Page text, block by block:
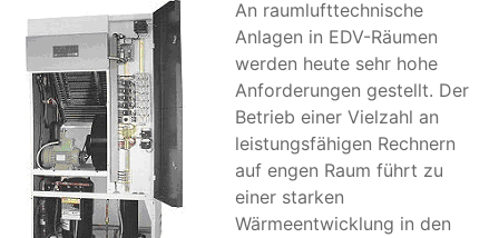
An raumlufttechnische
Anlagen in EDV-Räumen
werden heute sehr hohe
Anforderungen gestellt. Der
Betrieb einer Vielzahl an
leistungsfähigen Rechnern
auf engen Raum führt zu
einer starken
Wärmeentwicklung in den